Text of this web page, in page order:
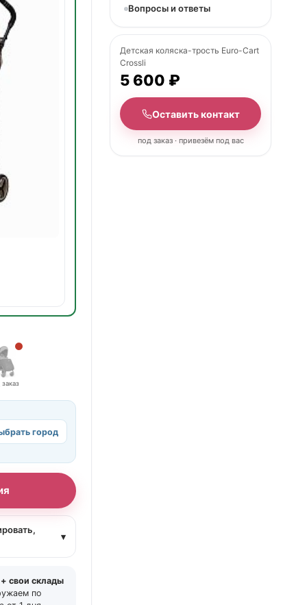
город
▾
свои склады
по
Вопросы и ответы
Детская коляска-трость Euro-Cart
Crossli
5 600 ₽
Оставить контакт
под заказ · привезём под вас